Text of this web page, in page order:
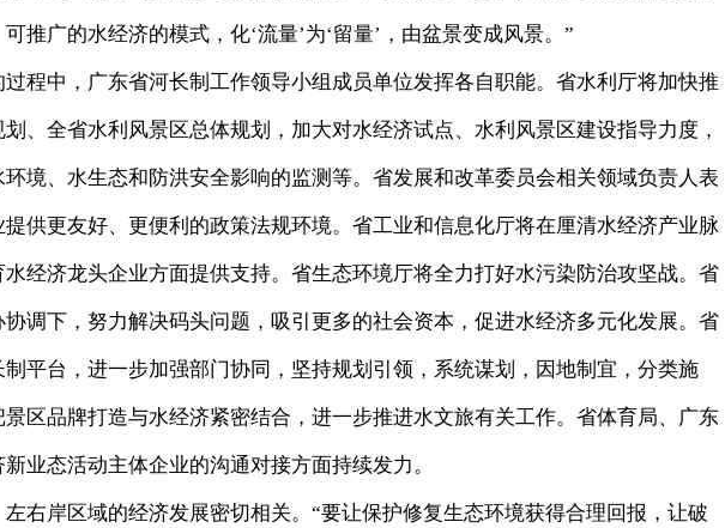
推广的水经济的模式，化‘流量’为‘留量’，由盆景变成风景。”
程中，广东省河长制工作领导小组成员单位发挥各自职能。省水利厅将加快推
、全省水利风景区总体规划，加大对水经济试点、水利风景区建设指导力度，
境、水生态和防洪安全影响的监测等。省发展和改革委员会相关领域负责人表
供更友好、更便利的政策法规环境。省工业和信息化厅将在厘清水经济产业脉
经济龙头企业方面提供支持。省生态环境厅将全力打好水污染防治攻坚战。省
调下，努力解决码头问题，吸引更多的社会资本，促进水经济多元化发展。省
平台，进一步加强部门协同，坚持规划引领，系统谋划，因地制宜，分类施
区品牌打造与水经济紧密结合，进一步推进水文旅有关工作。省体育局、广东
业态活动主体企业的沟通对接方面持续发力。
右岸区域的经济发展密切相关。“要让保护修复生态环境获得合理回报，让破